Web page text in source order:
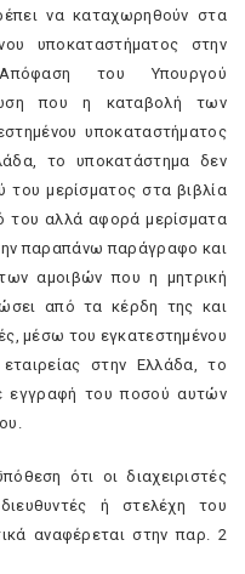
να καταχωρηθούν στα
υποκαταστήματος στην
του Υπουργού
που η καταβολή των
υποκαταστήματος
το υποκατάστημα δεν
μερίσματος στα βιβλία
του αλλά αφορά μερίσματα
παραπάνω παράγραφο και
αμοιβών που η μητρική
από τα κέρδη της και
μέσω του εγκατεστημένου
στην Ελλάδα, το
εγγραφή του ποσού αυτών
ότι οι διαχειριστές
ή στελέχη του
αναφέρεται στην παρ. 2